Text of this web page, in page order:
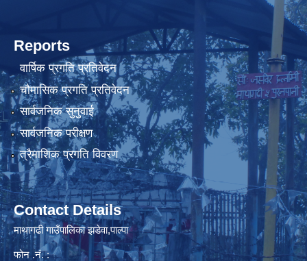
Reports
वार्षिक प्रगति प्रतिवेदन
चौमासिक प्रगति प्रतिवेदन
सार्वजनिक सुनुवाई
सार्वजनिक परीक्षण
त्रैमाशिक प्रगति विवरण
Contact Details
माथागढी गाउँपालिका झडेवा,पाल्पा
फोन .नं. :